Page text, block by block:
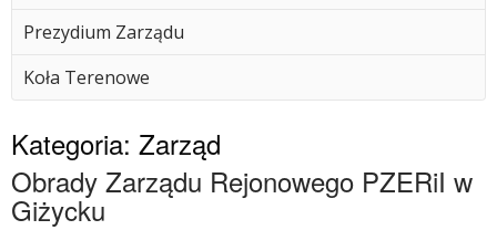
Prezydium Zarządu
Koła Terenowe
Kategoria: Zarząd
Obrady Zarządu Rejonowego PZERiI w
Giżycku